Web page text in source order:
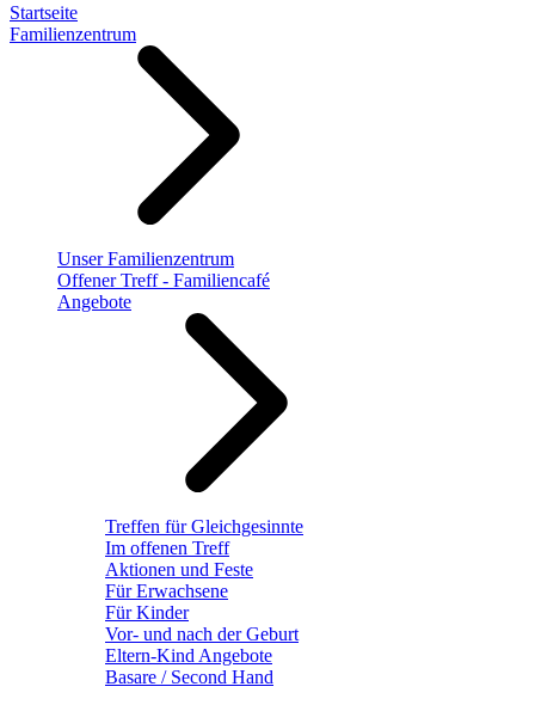
Startseite
Familienzentrum
Unser Familienzentrum
Offener Treff - Familiencafé
Angebote
Treffen für Gleichgesinnte
Im offenen Treff
Aktionen und Feste
Für Erwachsene
Für Kinder
Vor- und nach der Geburt
Eltern-Kind Angebote
Basare / Second Hand